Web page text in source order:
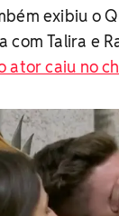
exibiu o
com Talira e
ator caiu no